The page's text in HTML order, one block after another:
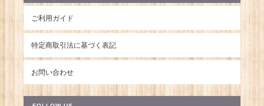
ご利用ガイド
特定商取引法に基づく表記
お問い合わせ